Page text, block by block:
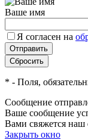
Ваше имя
Я согласен на
* - Поля,
Сообщение
Ваше сообщение
Вами свяжется наш
Закрыть окно